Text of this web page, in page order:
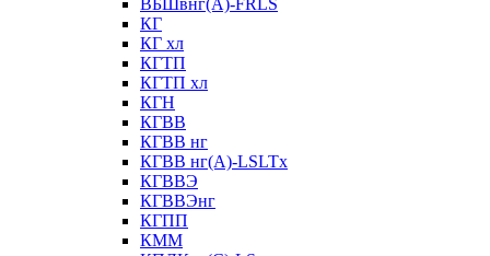
ВБШвнг(А)-FRLS
КГ
КГ хл
КГТП
КГТП хл
КГН
КГВВ
КГВВ нг
КГВВ нг(А)-LSLTx
КГВВЭ
КГВВЭнг
КГПП
КММ